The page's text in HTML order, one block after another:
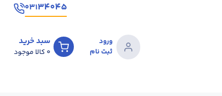
۳۴۰۴۵۰۳۱
ورود
ثبت نام
سبد خرید
0 کالا موجود